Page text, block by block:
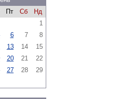
Пт Сб
Нд
1
6 7
8
13 14
15
20 21
22
27 28
29